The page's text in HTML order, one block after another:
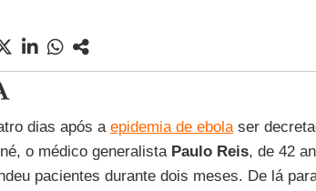
dias após a epidemia de ebolaser
o médico generalista Paulo Reis, de 42
pacientes durante dois meses. De lá